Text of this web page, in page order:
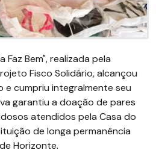
Faz Bem", realizada pela
Fisco Solidário, alcançou
e cumpriu integralmente seu
garantiu a doação de pares
atendidos pela Casa do
de longa permanência
Horizonte.